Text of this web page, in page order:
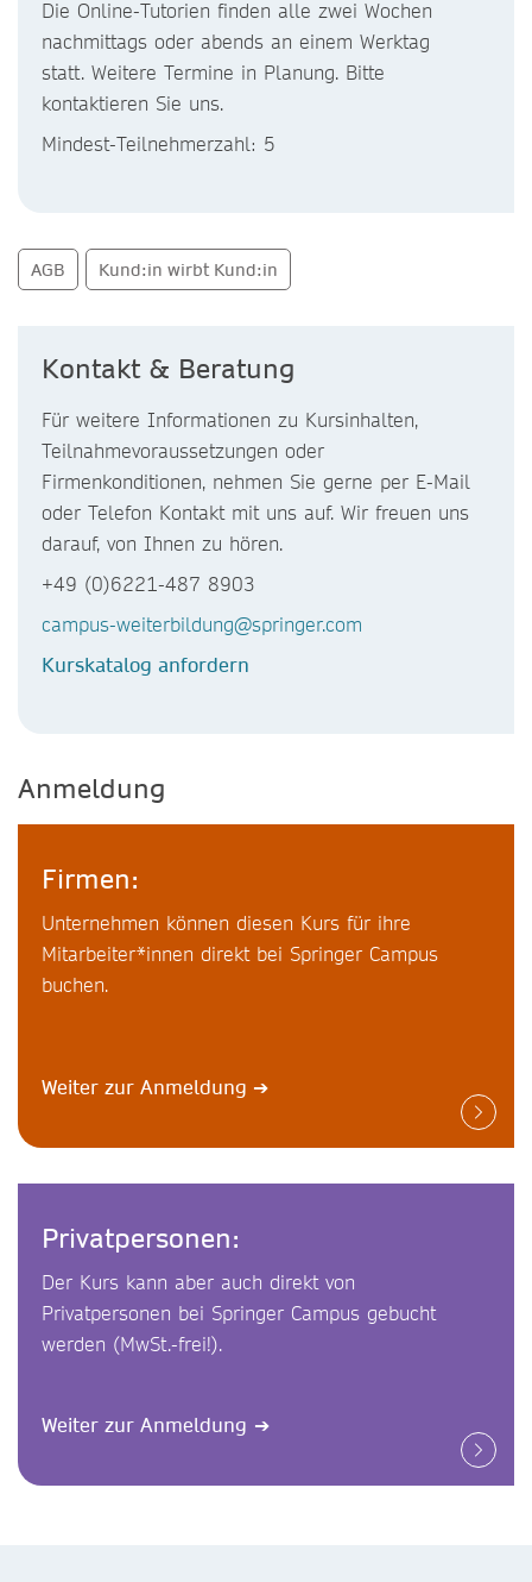
Die Online-Tutorien finden alle zwei Wochen
nachmittags oder abends an einem Werktag
statt. Weitere Termine in Planung. Bitte
kontaktieren Sie uns.
Mindest-Teilnehmerzahl: 5
AGB Kund:in wirbt Kund:in
Kontakt & Beratung
Für weitere Informationen zu Kursinhalten,
Teilnahmevoraussetzungen oder
Firmenkonditionen, nehmen Sie gerne per E-Mail
oder Telefon Kontakt mit uns auf. Wir freuen uns
darauf, von Ihnen zu hören.
+49 (0)6221-487 8903
campus-weiterbildung@springer.com
Kurskatalog anfordern
Anmeldung
Firmen:
Unternehmen können diesen Kurs für ihre
Mitarbeiter*innen direkt bei Springer Campus
buchen.
Weiter zur Anmeldung ➔
Privatpersonen:
Der Kurs kann aber auch direkt von
Privatpersonen bei Springer Campus gebucht
werden (MwSt.-frei!).
Weiter zur Anmeldung ➔